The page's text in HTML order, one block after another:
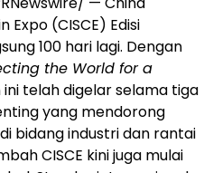
(CISCE) Edisi
100 hari lagi. Dengan
the World for a
telah digelar selama tiga
yang mendorong
bidang industri dan rantai
CISCE kini juga mulai